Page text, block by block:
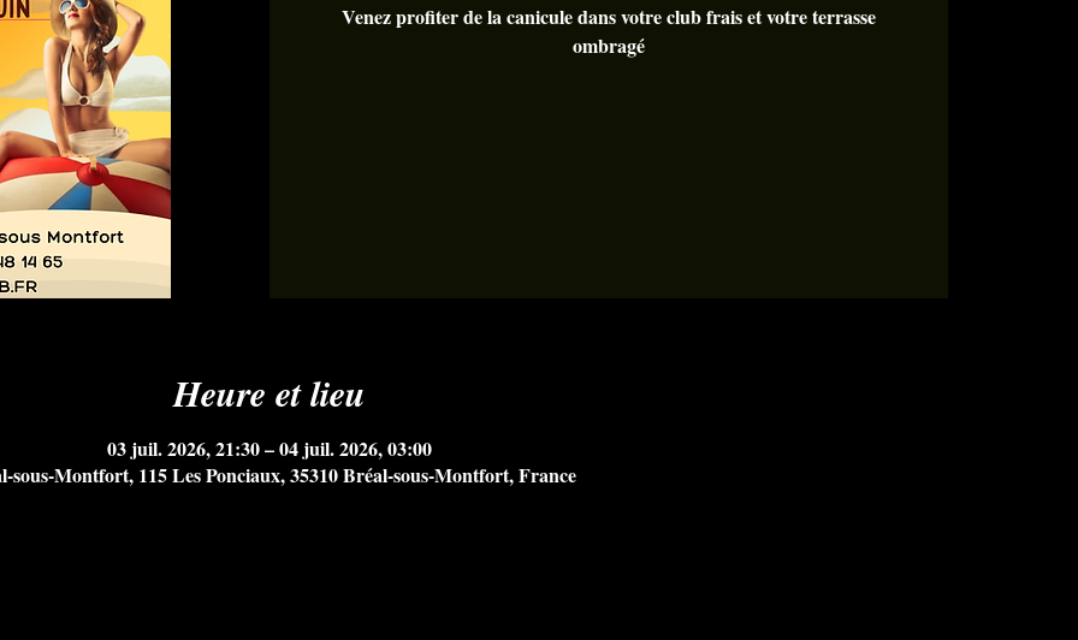
Venez profiter de la canicule dans votre club frais et votre terrasse
ombragé
Heure et lieu
03 juil. 2026, 21:30 – 04 juil. 2026, 03:00
sous-Montfort, 115 Les Ponciaux, 35310 Bréal-sous-Montfort, France